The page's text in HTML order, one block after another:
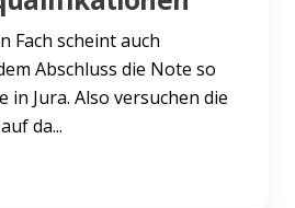
Fach scheint auch
Abschluss die Note so
in Jura. Also versuchen die
da...